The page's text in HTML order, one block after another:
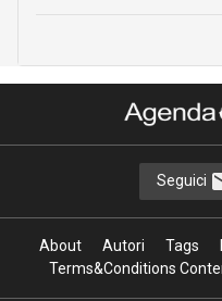
Seguici
About Autori Tags
Terms&Conditions